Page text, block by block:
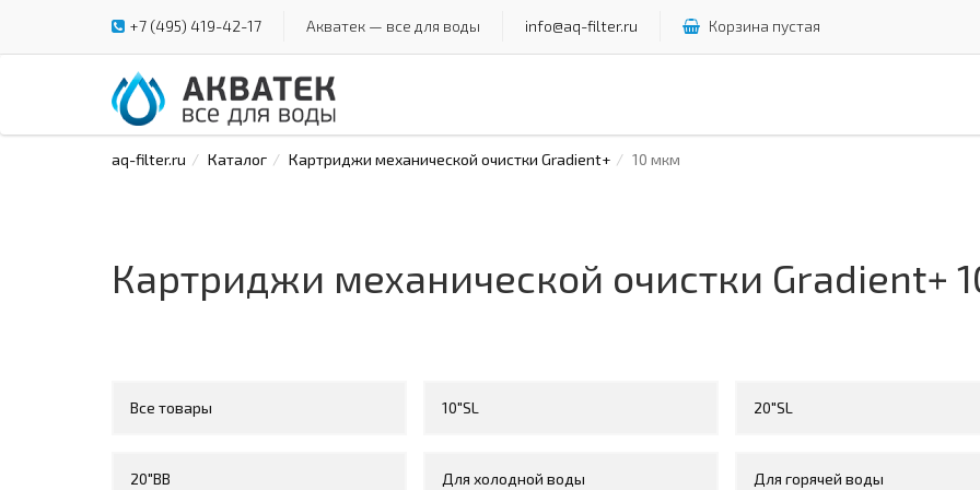
+7 (495) 419-42-17 Акватек — все для воды info@aq-filter.ru Корзина пустая
aq-filter.ru Каталог Картриджи механической очистки Gradient+ 10 мкм
Картриджи механической очистки Gradient+
Все товары 10"SL 20"SL
20"BB Для холодной воды Для горячей воды